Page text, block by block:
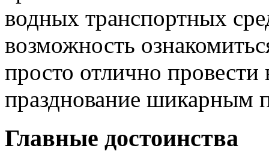
водных транспортных
возможность
просто отлично провести
празднование шикарным
Главные достоинства